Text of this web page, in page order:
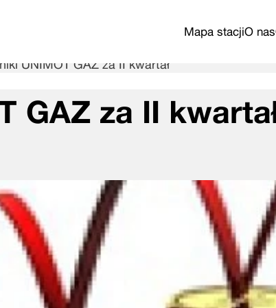
Mapa stacjiO nas
UNIMOT GAZ za II kwartał
GAZ za II